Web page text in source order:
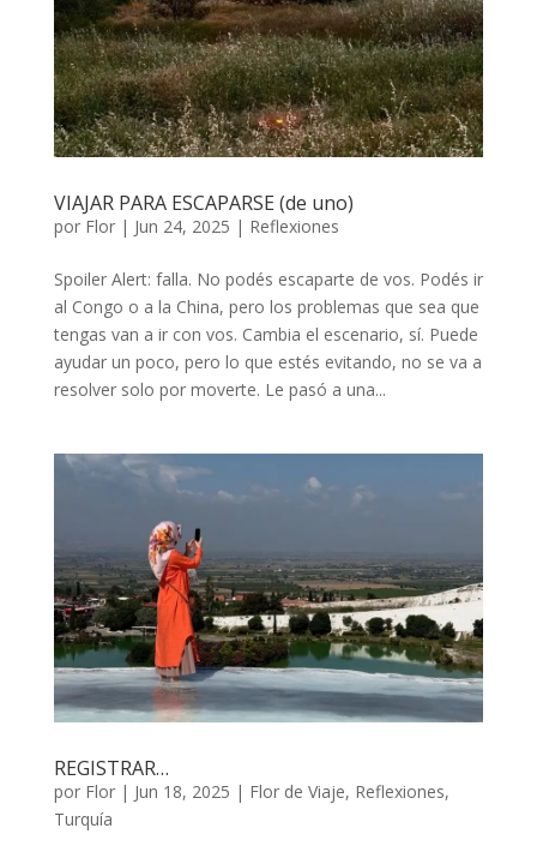
VIAJAR PARA ESCAPARSE (de uno)
por Flor| Jun 24, 2025 | Reflexiones
Spoiler Alert: falla. No podés escaparte de vos. Podés ir
al Congo o a la China, pero los problemas que sea que
tengas van a ir con vos. Cambia el escenario, sí. Puede
ayudar un poco, pero lo que estés evitando, no se va a
resolver solo por moverte. Le pasó a una...
REGISTRAR…
por Flor| Jun 18, 2025 | Flor de Viaje, Reflexiones,
Turquía